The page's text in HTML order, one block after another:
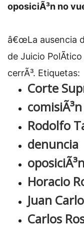
oposiciÃ³n no
â€œLa ausencia
de Juicio PolÃ­tico
cerrÃ³. Etiquetas:
Corte
Rodolfo
denuncia
oposiciÃ³n
Horacio
Juan
Carlos